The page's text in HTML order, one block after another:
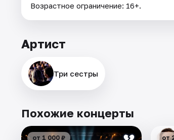
Возрастное ограничение: 16+.
Артист
Три сестры
Похожие концерты
от 1 000 ₽ от